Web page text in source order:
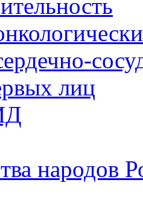
лиц
народов